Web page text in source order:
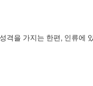
격을 가지는 한편, 인류에